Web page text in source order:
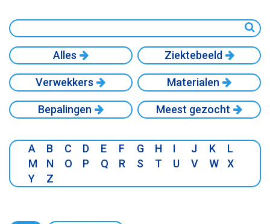
Alles Ziektebeeld
Verwekkers Materialen
Bepalingen Meest gezocht
A B C D E F G H I J K
L
M
N O P Q R S T U V W
X
Y
Z